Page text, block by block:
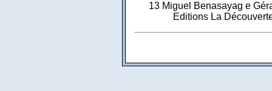
13 Miguel Benasayag e
Editions La